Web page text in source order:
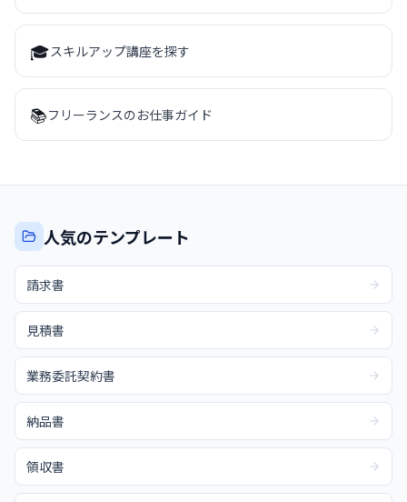
🎓スキルアップ講座を探す
📚フリーランスのお仕事ガイド
人気のテンプレート
請求書
見積書
業務委託契約書
納品書
領収書